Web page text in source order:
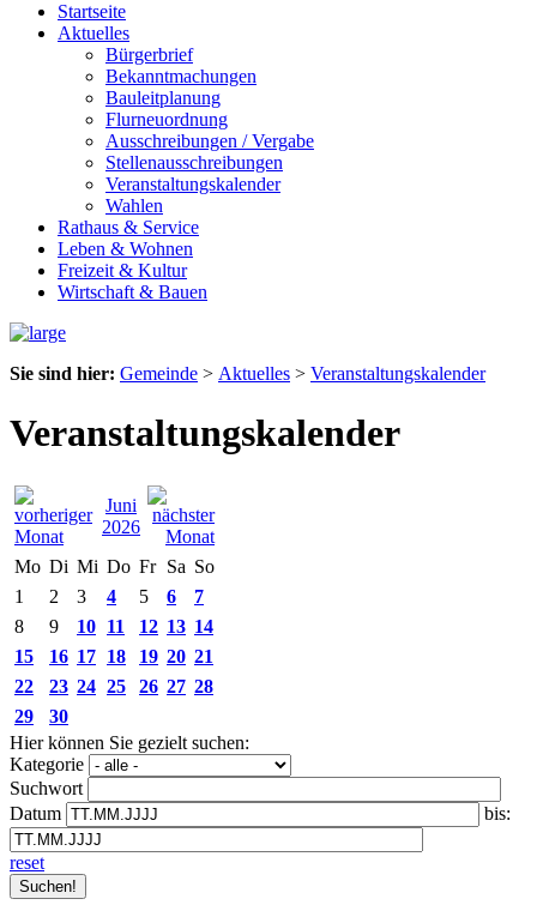
Startseite
Aktuelles
Bürgerbrief
Bekanntmachungen
Bauleitplanung
Flurneuordnung
Ausschreibungen / Vergabe
Stellenausschreibungen
Veranstaltungskalender
Wahlen
Rathaus & Service
Leben & Wohnen
Freizeit & Kultur
Wirtschaft & Bauen
Sie sind hier: Gemeinde > Aktuelles > Veranstaltungskalender
Veranstaltungskalender
Juni
2026
Mo Di Mi Do Fr Sa So
1
2 3 4 5 6
7
8
9 10 11 12 13 14
15
16 17 18 19 20 21
22
23 24 25 26 27 28
29
30
Hier können Sie gezielt suchen:
Kategorie
Suchwort
Datum
bis:
reset